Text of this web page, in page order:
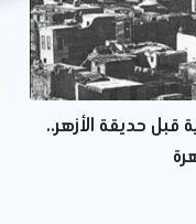
قبل حديقة الأزهر..